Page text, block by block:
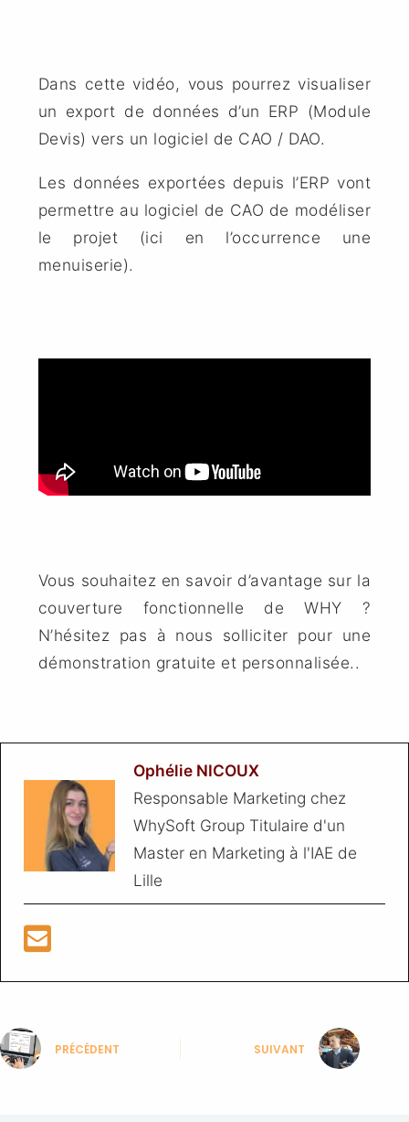
Dans cette vidéo, vous pourrez visualiser
un export de données d’un ERP (Module
Devis) vers un logiciel de CAO / DAO.
Les données exportées depuis l’ERP vont
permettre au logiciel de CAO de modéliser
le projet (ici en l’occurrence une
menuiserie).
Vous souhaitez en savoir d’avantage sur la
couverture fonctionnelle de WHY ?
N’hésitez pas à nous solliciter pour une
démonstration gratuite et personnalisée..
Ophélie NICOUX
Responsable Marketing chez
WhySoft Group Titulaire d'un
Master en Marketing à l'IAE de
Lille
PRÉCÉDENT SUIVANT